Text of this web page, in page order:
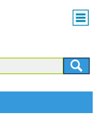
Main
menu